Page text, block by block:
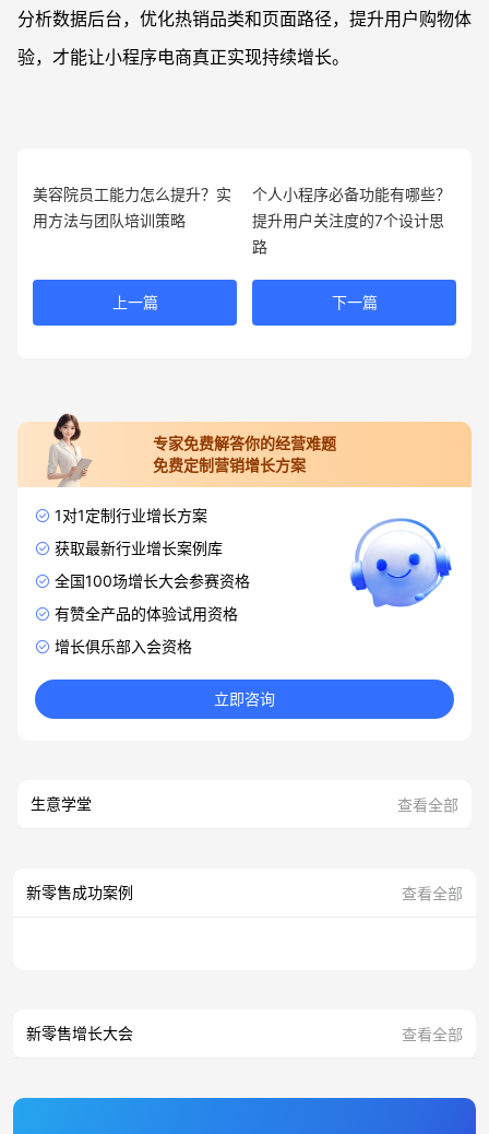
分析数据后台，优化热销品类和页面路径，提升用户购物体
验，才能让小程序电商真正实现持续增长。
美容院员工能力怎么提升？实
用方法与团队培训策略
上一篇
个人小程序必备功能有哪些？
提升用户关注度的7个设计思
路
下一篇
专家免费解答你的经营难题
免费定制营销增长方案
1对1定制行业增长方案
获取最新行业增长案例库
全国100场增长大会参赛资格
有赞全产品的体验试用资格
增长俱乐部入会资格
立即咨询
生意学堂 查看全部
新零售成功案例 查看全部
新零售增长大会 查看全部